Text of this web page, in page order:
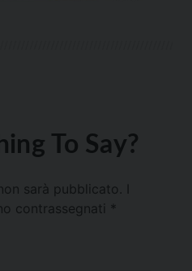
To Say?
sarà pubblicato.
contrassegnati *